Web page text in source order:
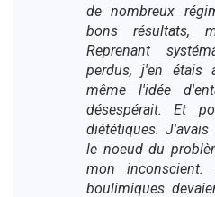
de nombreux
bons résultats,
Reprenant
perdus, j'en étais
même l'idée
désespérait. Et
diététiques.
le noeud du
mon inconscient.
boulimiques